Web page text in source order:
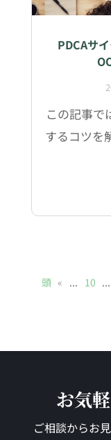
PDCAサ
この記事で
するコツを
頭 « ... 10 ...
お気
ご相談からお